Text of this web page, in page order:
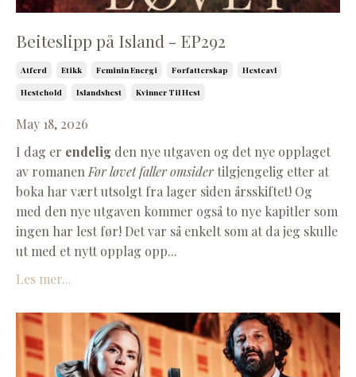
Beiteslipp på Island - EP292
Atferd Etikk Feminin Energi Forfatterskap
Hesteavl
Hestehold
Islandshest Kvinner Til Hest
May 18, 2026
I dag er endelig den nye utgaven og det nye opplaget
av romanen Før løvet faller omsidertilgjengelig etter at
boka har vært utsolgt fra lager siden årsskiftet! Og
med den nye utgaven kommer også to nye kapitler som
ingen har lest før! Det var så enkelt som at da jeg skulle
ut med et nytt opplag opp...
Les mer...